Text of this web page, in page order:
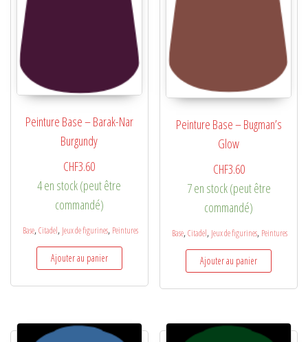
Peinture Base – Barak-Nar
Burgundy
CHF3.60
4 en stock (peut être
commandé)
Base,Citadel, Jeux de figurines, Peintures
Ajouter au panier
Peinture Base – Bugman’s
Glow
CHF3.60
7 en stock (peut être
commandé)
Base,Citadel, Jeux de figurines, Peintures
Ajouter au panier